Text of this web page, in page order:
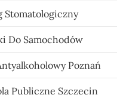
Stomatologiczny
Do Samochodów
Poznań
Publiczne Szczecin